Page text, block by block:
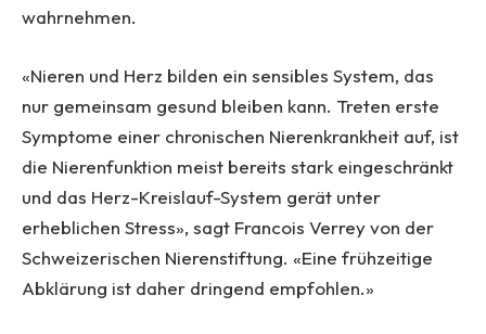
wahrnehmen.
«Nieren und Herz bilden ein sensibles System, das
nur gemeinsam gesund bleiben kann. Treten erste
Symptome einer chronischen Nierenkrankheit auf, ist
die Nierenfunktion meist bereits stark eingeschränkt
und das Herz-Kreislauf-System gerät unter
erheblichen Stress», sagt Francois Verrey von der
Schweizerischen Nierenstiftung. «Eine frühzeitige
Abklärung ist daher dringend empfohlen.»